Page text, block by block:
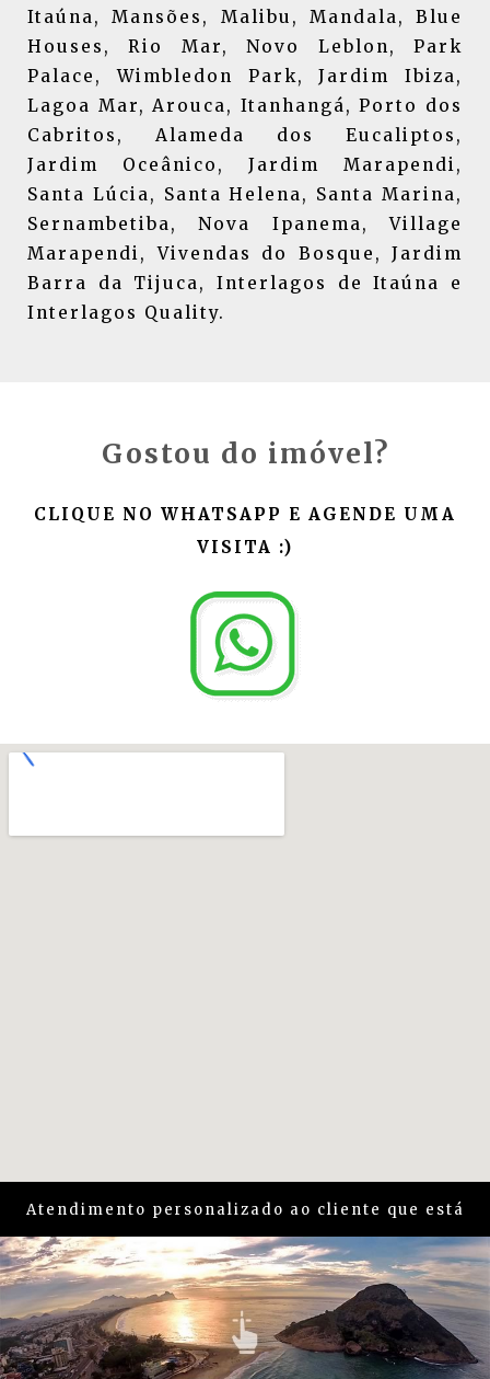
Itaúna, Mansões, Malibu, Mandala, Blue
Houses, Rio Mar, Novo Leblon, Park
Palace, Wimbledon Park, Jardim Ibiza,
Lagoa Mar, Arouca, Itanhangá, Porto dos
Cabritos, Alameda dos Eucaliptos,
Jardim Oceânico, Jardim Marapendi,
Santa Lúcia, Santa Helena, Santa Marina,
Sernambetiba, Nova Ipanema, Village
Marapendi, Vivendas do Bosque, Jardim
Barra da Tijuca, Interlagos de Itaúna e
Interlagos Quality.
Gostou do imóvel?
CLIQUE NO WHATSAPP E AGENDE UMA
VISITA :)
Atendimento personalizado ao cliente que está
em busca de um imóvel na região daBarra e
Recreio